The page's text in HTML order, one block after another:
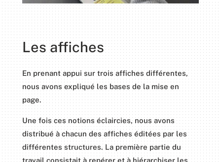
Les affiches
En prenant appui sur trois affiches différentes,
nous avons expliqué les bases de la mise en
page.
Une fois ces notions éclaircies, nous avons
distribué à chacun des affiches éditées par les
différentes structures. La première partie du
travail consistait à repérer et à hiérarchiser les